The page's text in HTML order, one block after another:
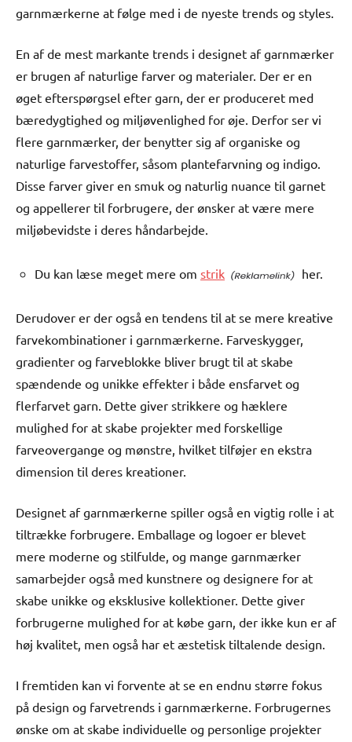
garnmærkerne at følge med i de nyeste trends og styles.
En af de mest markante trends i designet af garnmærker
er brugen af naturlige farver og materialer. Der er en
øget efterspørgsel efter garn, der er produceret med
bæredygtighed og miljøvenlighed for øje. Derfor ser vi
flere garnmærker, der benytter sig af organiske og
naturlige farvestoffer, såsom plantefarvning og indigo.
Disse farver giver en smuk og naturlig nuance til garnet
og appellerer til forbrugere, der ønsker at være mere
miljøbevidste i deres håndarbejde.
Du kan læse meget mere om strik her.
Derudover er der også en tendens til at se mere kreative
farvekombinationer i garnmærkerne. Farveskygger,
gradienter og farveblokke bliver brugt til at skabe
spændende og unikke effekter i både ensfarvet og
flerfarvet garn. Dette giver strikkere og hæklere
mulighed for at skabe projekter med forskellige
farveovergange og mønstre, hvilket tilføjer en ekstra
dimension til deres kreationer.
Designet af garnmærkerne spiller også en vigtig rolle i at
tiltrække forbrugere. Emballage og logoer er blevet
mere moderne og stilfulde, og mange garnmærker
samarbejder også med kunstnere og designere for at
skabe unikke og eksklusive kollektioner. Dette giver
forbrugerne mulighed for at købe garn, der ikke kun er af
høj kvalitet, men også har et æstetisk tiltalende design.
I fremtiden kan vi forvente at se en endnu større fokus
på design og farvetrends i garnmærkerne. Forbrugernes
ønske om at skabe individuelle og personlige projekter